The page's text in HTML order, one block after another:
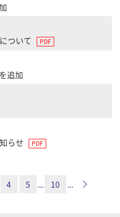
ついて
追加
らせ
4 5 ... 10 ...